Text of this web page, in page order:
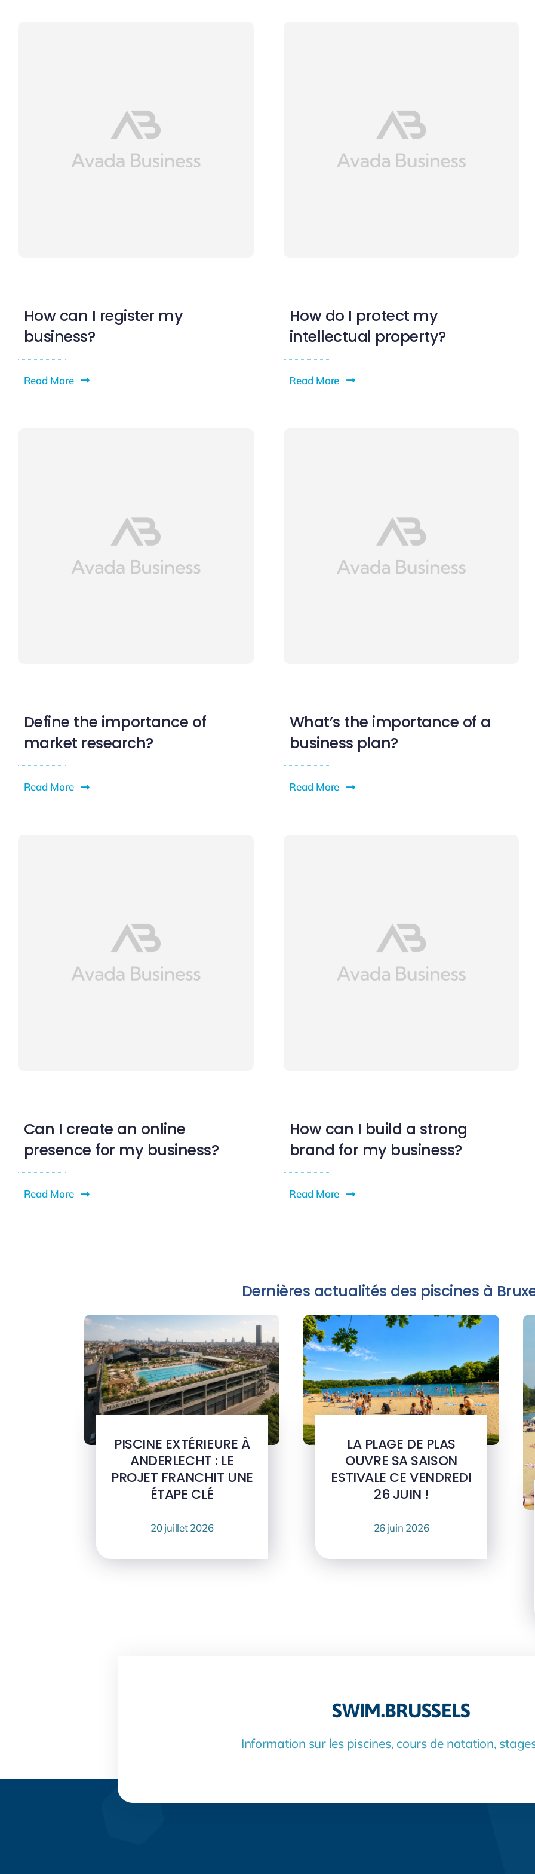
How can I register my
business?
Read More
How do I protect my
intellectual property?
Read More
Define the importance of
market research?
Read More
What’s the importance of a
business plan?
Read More
Can I create an online
presence for my business?
Read More
How can I build a strong
brand for my business?
Read More
Dernières actualités des piscines à
PISCINE EXTÉRIEURE À
ANDERLECHT : LE
PROJET FRANCHIT UNE
ÉTAPE CLÉ
20 juillet 2026
LA PLAGE DE PLAS
OUVRE SA SAISON
ESTIVALE CE VENDREDI
26 JUIN !
26 juin 2026
SWIM.BRUSSELS
Information sur les piscines, cours de natation,